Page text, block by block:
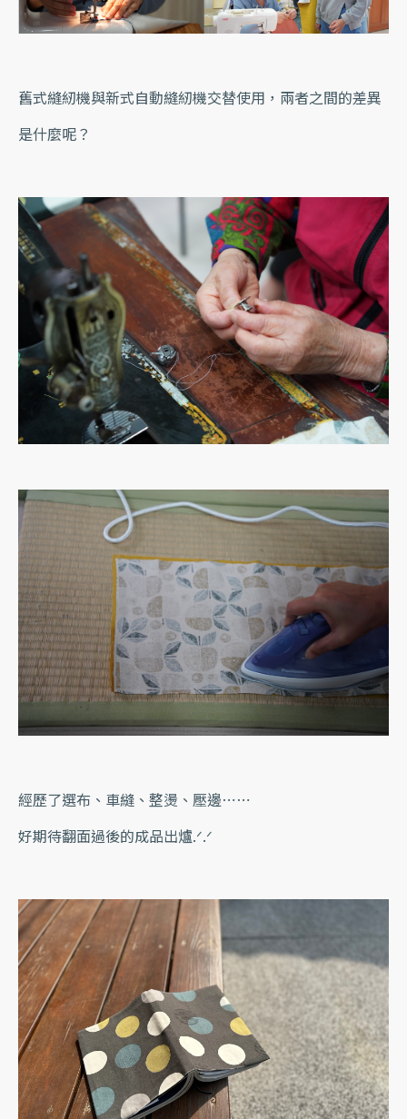
舊式縫紉機與新式自動縫紉機交替使用，兩者之間的差異
是什麼呢？
經歷了選布、車縫、整燙、壓邊⋯⋯
好期待翻面過後的成品出爐.ᐟ.ᐟ